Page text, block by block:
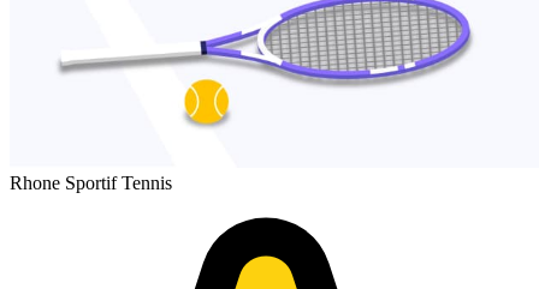
Rhone Sportif Tennis